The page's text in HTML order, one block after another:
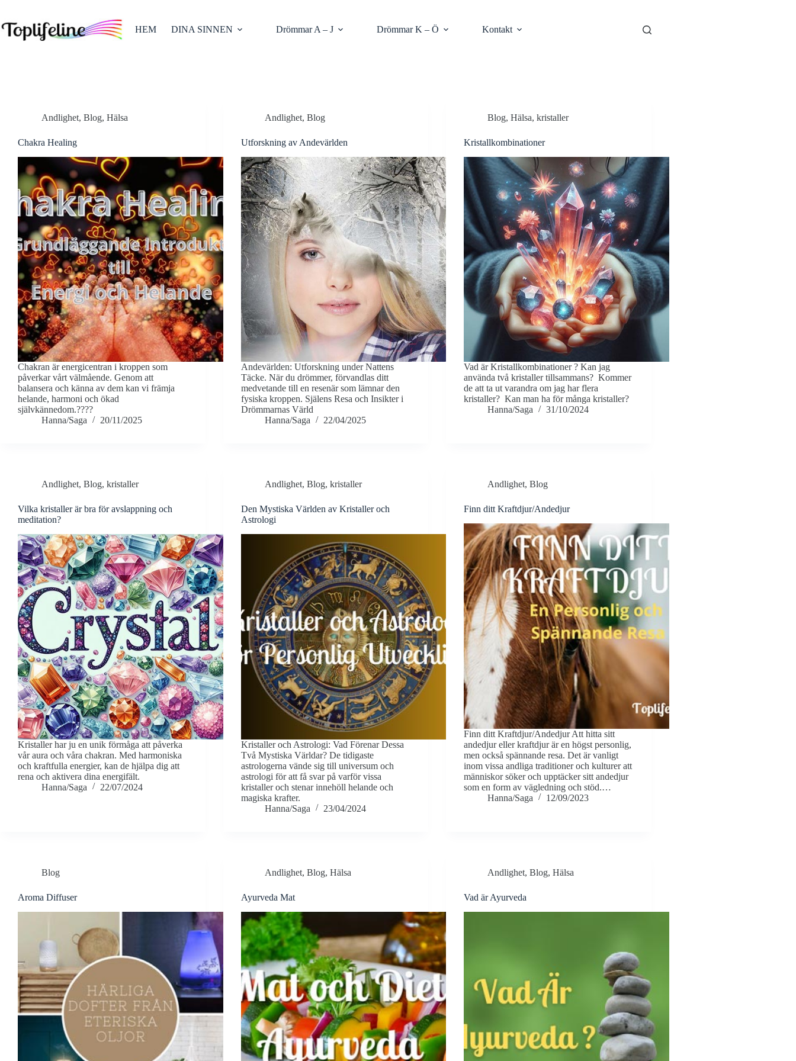
innehåll
HEM DINA SINNEN Drömmar A – J Drömmar K – Ö Kontakt
Andlighet, Blog, Hälsa
Chakra Healing
Chakran är energicentran i kroppen som
påverkar vårt välmående. Genom att
balansera och känna av dem kan vi främja
helande, harmoni och ökad
självkännedom.????
Hanna/Saga
20/11/2025
Andlighet, Blog
Utforskning av Andevärlden
Andevärlden: Utforskning under Nattens
Täcke. När du drömmer, förvandlas ditt
medvetande till en resenär som lämnar den
fysiska kroppen. Själens Resa och Insikter i
Drömmarnas Värld
Hanna/Saga
22/04/2025
Blog,Hälsa,kristaller
Kristallkombinationer
Vad är Kristallkombinationer ? Kan jag
använda två kristaller tillsammans? Kommer
de att ta ut varandra om jag har flera
kristaller? Kan man ha för många kristaller?
Hanna/Saga
31/10/2024
Andlighet, Blog, kristaller
Vilka kristaller är bra för avslappning och
meditation?
Kristaller har ju en unik förmåga att påverka
vår aura och våra chakran. Med harmoniska
och kraftfulla energier, kan de hjälpa dig att
rena och aktivera dina energifält.
Hanna/Saga
22/07/2024
Andlighet, Blog, kristaller
Den Mystiska Världen av Kristaller och
Astrologi
Kristaller och Astrologi: Vad Förenar Dessa
Två Mystiska Världar? De tidigaste
astrologerna vände sig till universum och
astrologi för att få svar på varför vissa
kristaller och stenar innehöll helande och
magiska krafter.
Hanna/Saga
23/04/2024
Andlighet,Blog
Finn ditt Kraftdjur/Andedjur
Finn ditt Kraftdjur/Andedjur Att hitta sitt
andedjur eller kraftdjur är en högst personlig,
men också spännande resa. Det är vanligt
inom vissa andliga traditioner och kulturer att
människor söker och upptäcker sitt andedjur
som en form av vägledning och stöd.…
Hanna/Saga
12/09/2023
Blog
Aroma Diffuser
Andlighet, Blog, Hälsa
Ayurveda Mat
Andlighet,Blog,Hälsa
Vad är Ayurveda